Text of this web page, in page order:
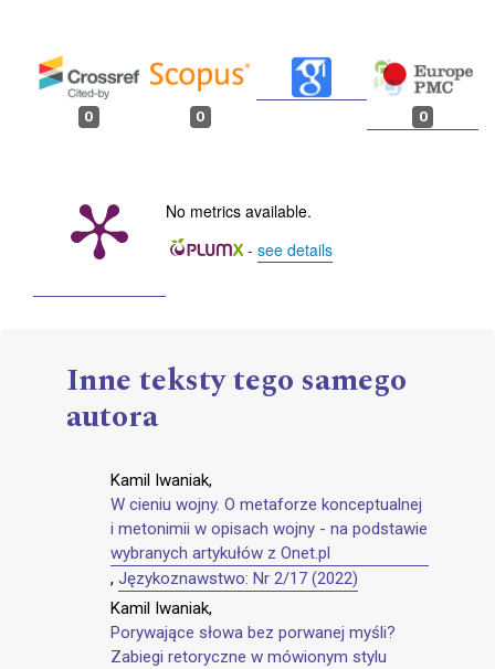
0 0 0
No metrics available.
- see details
Inne teksty tego samego
autora
Kamil Iwaniak,
W cieniu wojny. O metaforze konceptualnej
i metonimii w opisach wojny - na podstawie
wybranych artykułów z Onet.pl
, Językoznawstwo: Nr 2/17 (2022)
Kamil Iwaniak,
Porywające słowa bez porwanej myśli?
Zabiegi retoryczne w mówionym stylu